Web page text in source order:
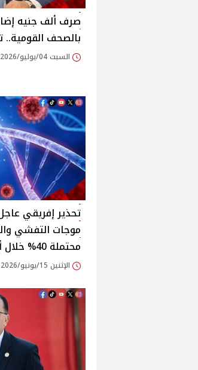
صرف ألف جنيه
بالصحف القومية..
السبت 04/يوليو/2026 - 04:33 م
تحذير إفريقي
موجات التفشي
محتملة 40% خلال أيام
الإثنين 15/يونيو/2026 - 03:17 م